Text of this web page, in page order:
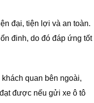
đại, tiện lợi và an toàn.
đinh, do đó đáp ứng tốt
quan bên ngoài,
được nếu gửi xe ô tô